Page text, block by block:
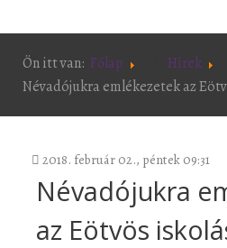
Ön itt van: Főlap
Hírek
Névadójukra emlékezetek az
2018. február 02., péntek 09:31
Névadójukra
az Eötvös